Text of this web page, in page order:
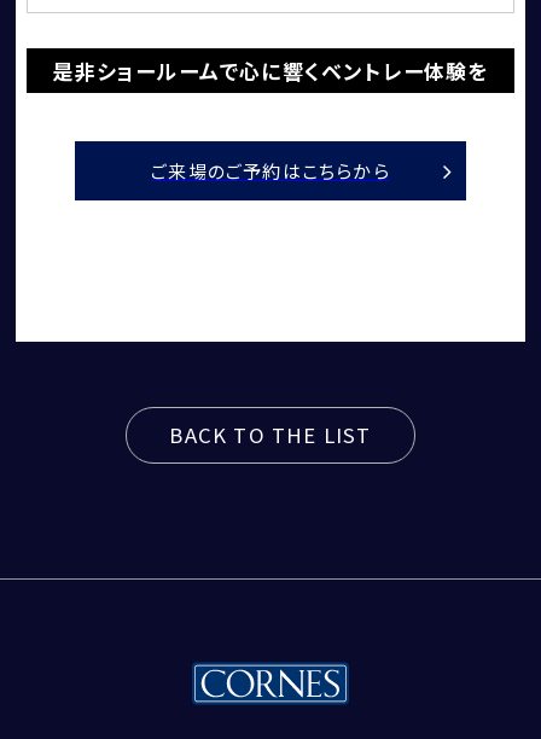
是非ショールームで心に響くベントレー体験を
ご来場のご予約はこちらから
BACK TO THE LIST